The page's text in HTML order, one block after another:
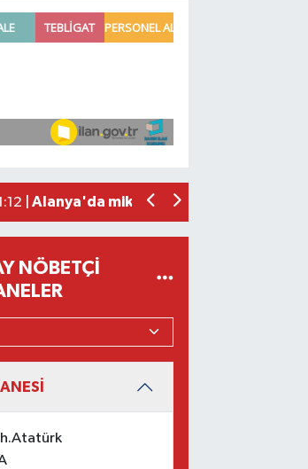
2026 Air Badminton Türkiye
| Alanya'da mikroplastik kirliliği
NÖBETÇI